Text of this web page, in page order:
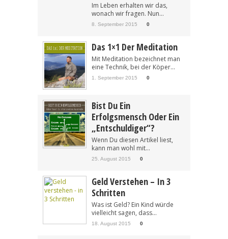
Im Leben erhalten wir das,
wonach wir fragen. Nun...
8. September 2015 0
Das 1×1 Der Meditation
Mit Meditation bezeichnet man
eine Technik, bei der Köper...
1. September 2015 0
Bist Du Ein
Erfolgsmensch Oder Ein
„Entschuldiger“?
Wenn Du diesen Artikel liest,
kann man wohl mit...
25. August 2015 0
Geld Verstehen – In 3
Schritten
Was ist Geld? Ein Kind würde
vielleicht sagen, dass...
18. August 2015 0